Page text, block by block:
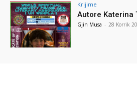
Krijime
Autore Katerina
Gjin Musa - 28 Korrik